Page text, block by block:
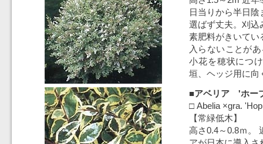
日当りから半日
選ばず丈夫。刈込
素肥料がきいてい
入らないことが
小花を穂状につ
垣、ヘッジ用に向
■アベリア 'ホー
□ Abelia ×gra.
【常緑低木】
高さ0.4～0.8ｍ。